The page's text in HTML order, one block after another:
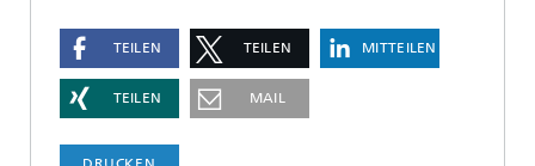
TEILEN TEILEN MITTEILEN
TEILEN MAIL